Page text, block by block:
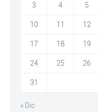
3 4 5
10 11 12
17 18 19
24 25 26
31
« Dic